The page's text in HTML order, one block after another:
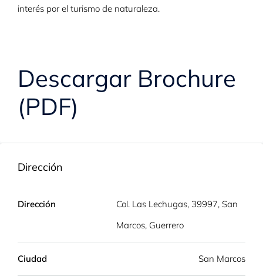
interés por el turismo de naturaleza.
Descargar Brochure
(PDF)
Dirección
Dirección
Col. Las Lechugas, 39997, San
Marcos, Guerrero
Ciudad San Marcos